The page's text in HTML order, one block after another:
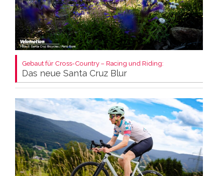
Gebaut für Cross-Country – Racing und Riding:
Das neue Santa Cruz Blur